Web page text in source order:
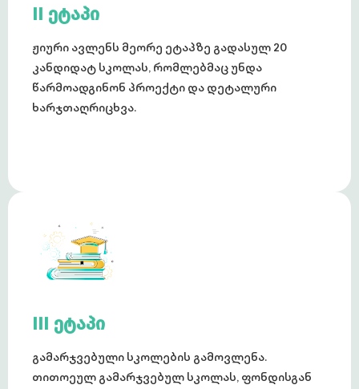
II ეტაპი
ჟიური ავლენს მეორე ეტაპზე გადასულ 20
კანდიდატ სკოლას, რომლებმაც უნდა
წარმოადგინონ პროექტი და დეტალური
ხარჯთაღრიცხვა.
III ეტაპი
გამარჯვებული სკოლების გამოვლენა.
თითოეულ გამარჯვებულ სკოლას, ფონდისგან